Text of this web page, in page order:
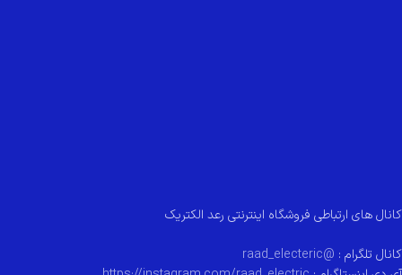
کانال های ارتباطی فروشگاه اینترنتی رعد الکتریک
کانال تلگرام : @raad_electeric